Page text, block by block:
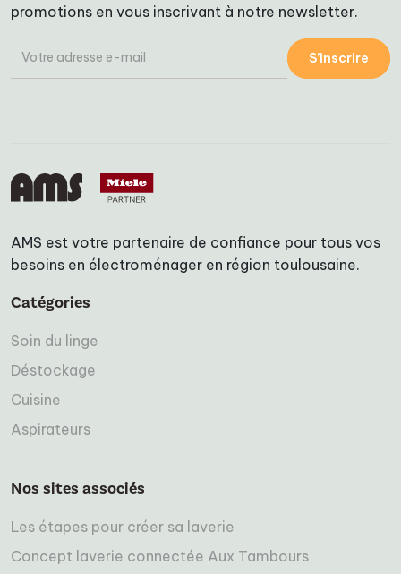
promotions en vous inscrivant à notre newsletter.
S’inscrire
AMS est votre partenaire de confiance pour tous vos
besoins en électroménager en région toulousaine.
Catégories
Soin du linge
Déstockage
Cuisine
Aspirateurs
Nos sites associés
Les étapes pour créer sa laverie
Concept laverie connectée Aux Tambours